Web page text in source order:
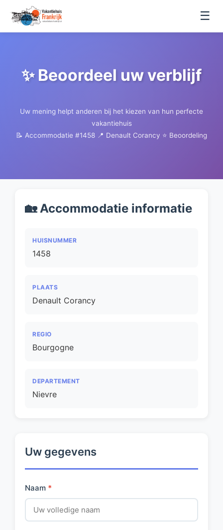
☰
✨ Beoordeel uw verblijf
Uw mening helpt anderen bij het kiezen van hun perfecte
vakantiehuis
📝 Accommodatie #1458 📍 Denault Corancy ⭐ Beoordeling
🏡 Accommodatie informatie
HUISNUMMER
1458
PLAATS
Denault Corancy
REGIO
Bourgogne
DEPARTEMENT
Nievre
Uw gegevens
Naam *